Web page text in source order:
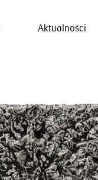
Aktualności